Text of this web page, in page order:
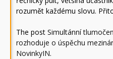
rozumět každému slovu.
The post Simultánní
rozhoduje o úspěchu
NovinkyIN.